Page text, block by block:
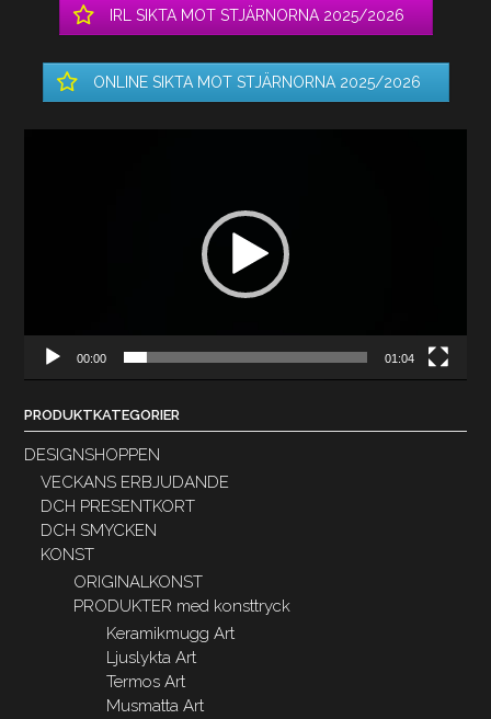
IRL SIKTA MOT STJÄRNORNA 2025/2026
ONLINE SIKTA MOT STJÄRNORNA 2025/2026
00:00 01:04
PRODUKTKATEGORIER
DESIGNSHOPPEN
VECKANS ERBJUDANDE
DCH PRESENTKORT
DCH SMYCKEN
KONST
ORIGINALKONST
PRODUKTER med konsttryck
Keramikmugg Art
Ljuslykta Art
Termos Art
Musmatta Art